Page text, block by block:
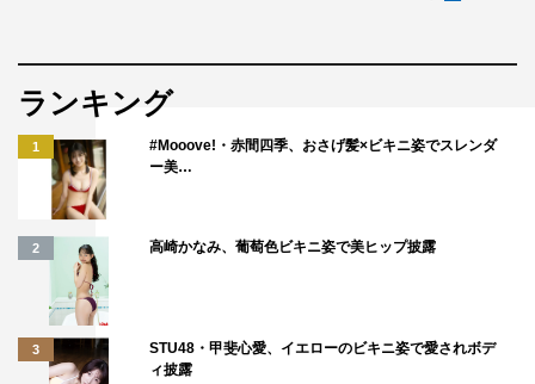
ランキング
1
#Mooove!・赤間四季、おさげ髪×ビキニ姿でスレンダ
ー美…
2 高崎かなみ、葡萄色ビキニ姿で美ヒップ披露
3
STU48・甲斐心愛、イエローのビキニ姿で愛されボデ
ィ披露